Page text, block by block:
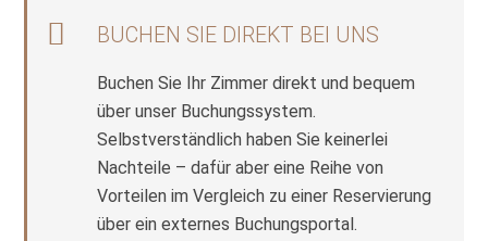
BUCHEN SIE DIREKT BEI UNS
Buchen Sie Ihr Zimmer direkt und bequem
über unser Buchungssystem.
Selbstverständlich haben Sie keinerlei
Nachteile – dafür aber eine Reihe von
Vorteilen im Vergleich zu einer Reservierung
über ein externes Buchungsportal.